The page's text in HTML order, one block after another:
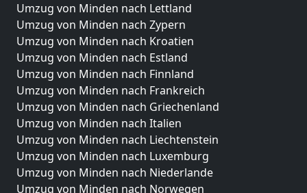
Umzug von Minden nach Lettland
Umzug von Minden nach Zypern
Umzug von Minden nach Kroatien
Umzug von Minden nach Estland
Umzug von Minden nach Finnland
Umzug von Minden nach Frankreich
Umzug von Minden nach Griechenland
Umzug von Minden nach Italien
Umzug von Minden nach Liechtenstein
Umzug von Minden nach Luxemburg
Umzug von Minden nach Niederlande
Umzug von Minden nach Norwegen